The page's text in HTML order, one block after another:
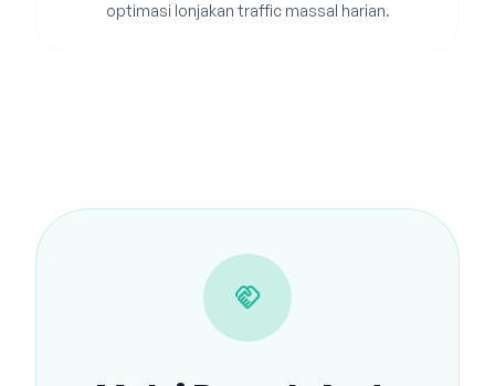
optimasi lonjakan traffic massal harian.
handshake